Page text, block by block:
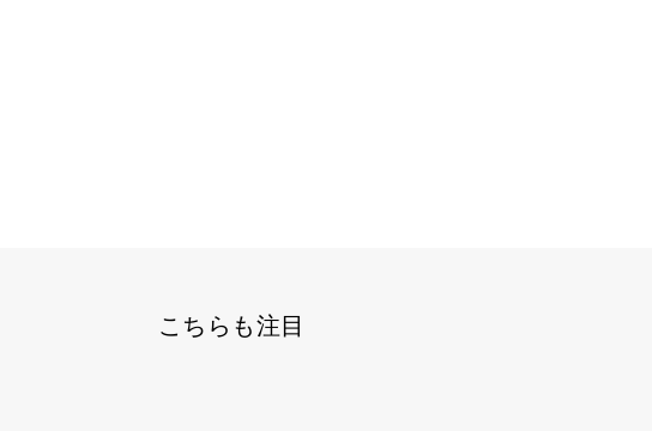
こちらも注目